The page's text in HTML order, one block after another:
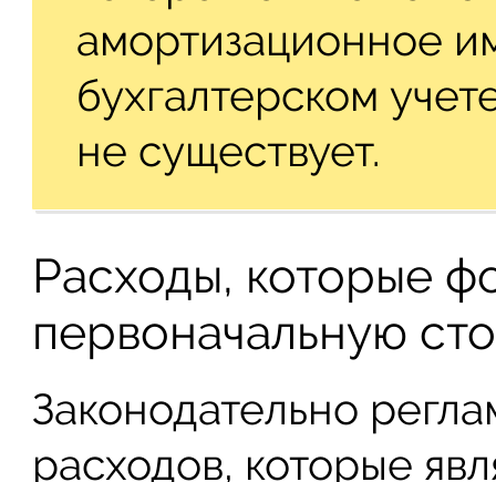
амортизационное
бухгалтерском
не существует.
Расходы, которые
первоначальную
Законодательно
расходов, которые